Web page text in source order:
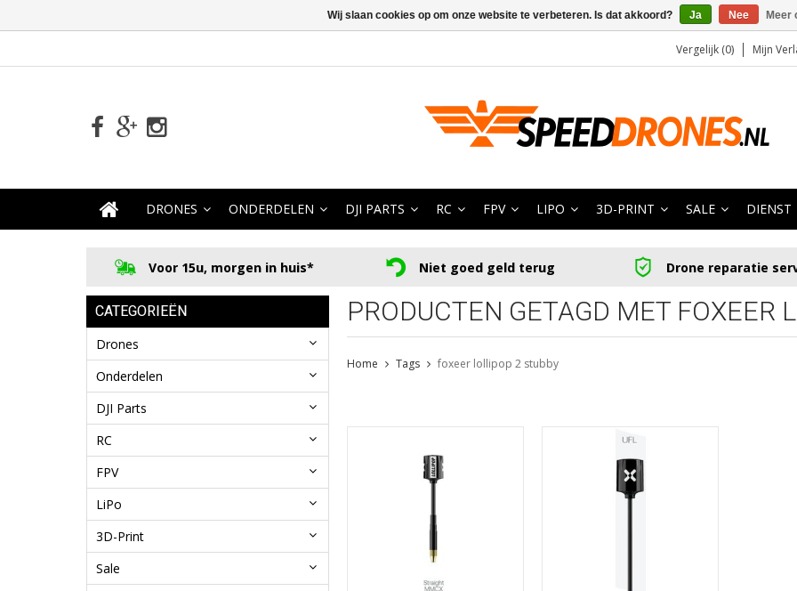
Vergelijk (0) Mijn
DRONES ONDERDELEN DJI PARTS RC FPV LIPO 3D-PRINT SALE DIENST
Voor 15u, morgen in huis* Niet goed geld terug Drone reparatie
CATEGORIEËN
Drones
Onderdelen
DJI Parts
RC
FPV
LiPo
3D-Print
Sale
PRODUCTEN GETAGD MET FOXEER
Home Tags foxeer lollipop 2 stubby
Wij slaan cookies op om onze website te verbeteren. Is dat akkoord? Ja Nee Meer